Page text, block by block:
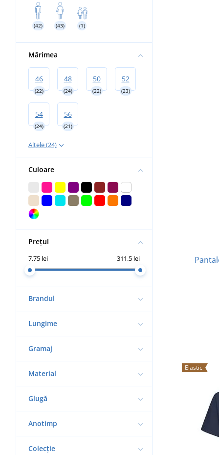
Dielectrice
Genunchiere
(42) (43) (1)
Mărimea
46
(22)
48
(24)
50
(22)
52
(23)
54
(24)
56
(21)
Altele (24)
Culoare
Prețul
7.75 lei 311.5 lei
Brandul
Lungime
Gramaj
Material
Glugă
Anotimp
Colecție
Elastic